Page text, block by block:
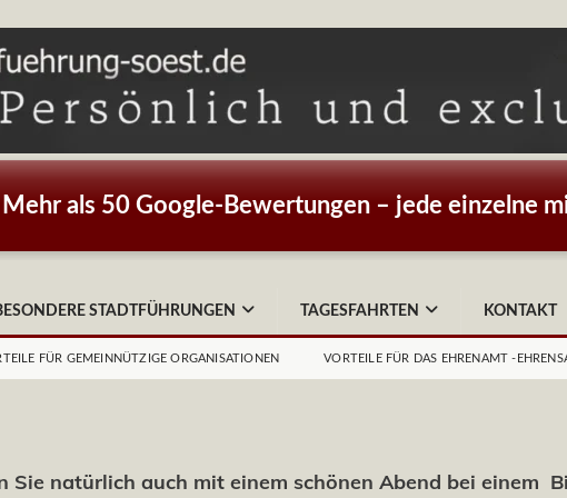
Mehr als 50 Google-Bewertungen – jede einzelne
STADTFÜHRUNGEN TAGESFAHRTEN KONTAKT
FÜR GEMEINNÜTZIGE ORGANISATIONEN VORTEILE FÜR DAS EHRENAMT -
natürlich auch mit einem schönen Abend bei einem